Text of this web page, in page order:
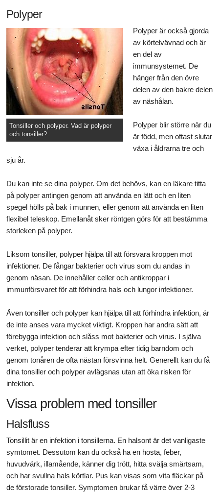
Polyper
Tonsiller och polyper. Vad är polyper
och tonsiller?
Polyper är också gjorda
av körtelvävnad och är
en del av
immunsystemet. De
hänger från den övre
delen av den bakre delen
av näshålan.
Polyper blir större när du
är född, men oftast slutar
växa i åldrarna tre och
sju år.
Du kan inte se dina polyper. Om det behövs, kan en läkare titta
på polyper antingen genom att använda en lätt och en liten
spegel hölls på bak i munnen, eller genom att använda en liten
flexibel teleskop. Emellanåt sker röntgen görs för att bestämma
storleken på polyper.
Liksom tonsiller, polyper hjälpa till att försvara kroppen mot
infektioner. De fångar bakterier och virus som du andas in
genom näsan. De innehåller celler och antikroppar i
immunförsvaret för att förhindra hals och lungor infektioner.
Även tonsiller och polyper kan hjälpa till att förhindra infektion, är
de inte anses vara mycket viktigt. Kroppen har andra sätt att
förebygga infektion och slåss mot bakterier och virus. I själva
verket, polyper tenderar att krympa efter tidig barndom och
genom tonåren de ofta nästan försvinna helt. Generellt kan du få
dina tonsiller och polyper avlägsnas utan att öka risken för
infektion.
Vissa problem med tonsiller
Halsfluss
Tonsillit är en infektion i tonsillerna. En halsont är det vanligaste
symtomet. Dessutom kan du också ha en hosta, feber,
huvudvärk, illamående, känner dig trött, hitta svälja smärtsam,
och har svullna hals körtlar. Pus kan visas som vita fläckar på
de förstorade tonsiller. Symptomen brukar få värre över 2-3